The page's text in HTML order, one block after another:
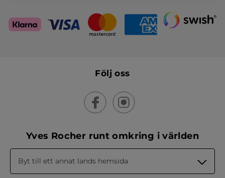
Följ oss
Yves Rocher runt omkring i världen
Byt till ett annat lands hemsida